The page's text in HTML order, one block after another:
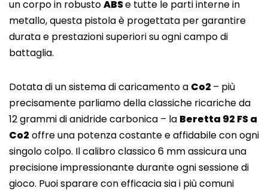
un corpo in robustoABSe tutte le parti interne in
metallo, questa pistola è progettata per garantire
durata e prestazioni superiori su ogni campo di
battaglia.
Dotata di un sistema di caricamento a Co2 – più
precisamente parliamo della classiche ricariche da
12 grammi di anidride carbonica – la Beretta 92 FS a
Co2 offre una potenza costante e affidabile con ogni
singolo colpo. Il calibro classico 6 mm assicura una
precisione impressionante durante ogni sessione di
gioco. Puoi sparare con efficacia sia i più comuni